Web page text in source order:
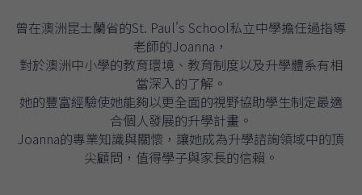
曾在澳洲昆士蘭省的St. Paul's School私立中學擔任過指導
老師的Joanna，
對於澳洲中小學的教育環境、教育制度以及升學體系有相
當深入的了解。
她的豐富經驗使她能夠以更全面的視野協助學生制定最適
合個人發展的升學計畫。
Joanna的專業知識與關懷，讓她成為升學諮詢領域中的頂
尖顧問，值得學子與家長的信賴。